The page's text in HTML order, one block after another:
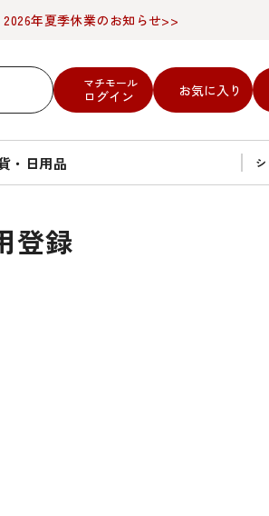
2026年夏季休業のお知らせ>>
マチモール
ログイン お気に入り
・日用品
登録